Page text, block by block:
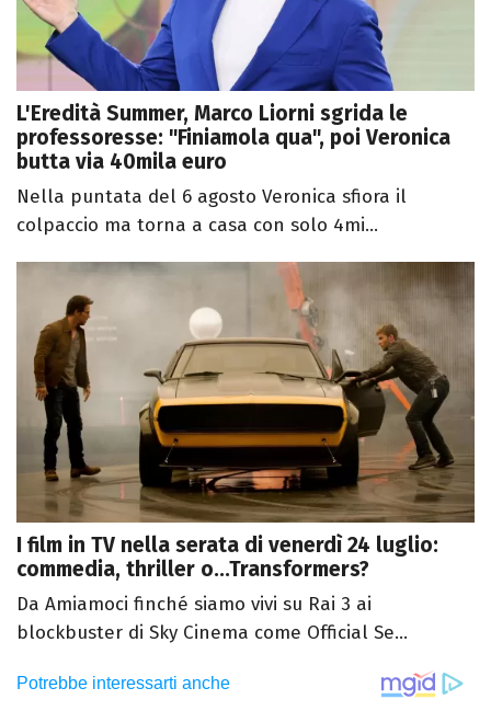
L'Eredità Summer, Marco Liorni sgrida le
professoresse: "Finiamola qua", poi Veronica
butta via 40mila euro
Nella puntata del 6 agosto Veronica sfiora il
colpaccio ma torna a casa con solo 4mi...
I film in TV nella serata di venerdì 24 luglio:
commedia, thriller o...Transformers?
Da Amiamoci finché siamo vivi su Rai 3 ai
blockbuster di Sky Cinema come Official Se...